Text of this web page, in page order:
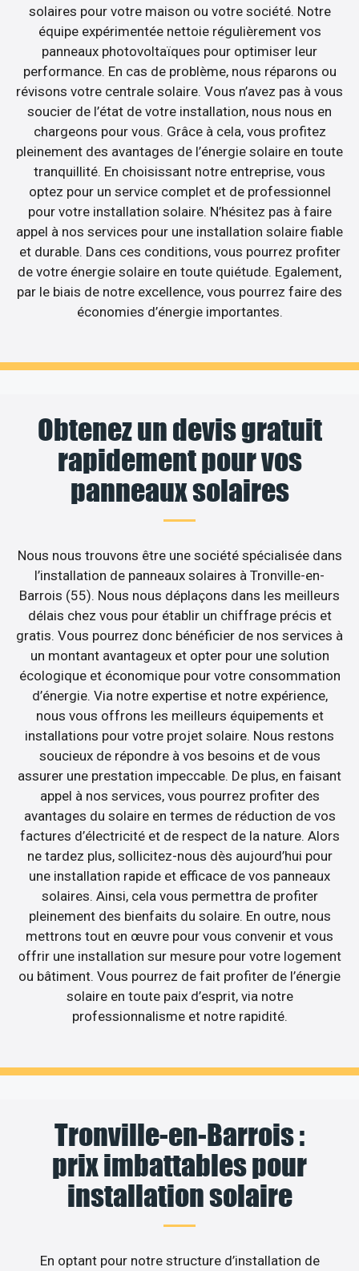
solaires pour votre maison ou votre société. Notre
équipe expérimentée nettoie régulièrement vos
panneaux photovoltaïques pour optimiser leur
performance. En cas de problème, nous réparons ou
révisons votre centrale solaire. Vous n’avez pas à vous
soucier de l’état de votre installation, nous nous en
chargeons pour vous. Grâce à cela, vous profitez
pleinement des avantages de l’énergie solaire en toute
tranquillité. En choisissant notre entreprise, vous
optez pour un service complet et de professionnel
pour votre installation solaire. N’hésitez pas à faire
appel à nos services pour une installation solaire fiable
et durable. Dans ces conditions, vous pourrez profiter
de votre énergie solaire en toute quiétude. Egalement,
par le biais de notre excellence, vous pourrez faire des
économies d’énergie importantes.
Obtenez un devis gratuit
rapidement pour vos
panneaux solaires
Nous nous trouvons être une société spécialisée dans
l’installation de panneaux solaires à Tronville-en-
Barrois (55). Nous nous déplaçons dans les meilleurs
délais chez vous pour établir un chiffrage précis et
gratis. Vous pourrez donc bénéficier de nos services à
un montant avantageux et opter pour une solution
écologique et économique pour votre consommation
d’énergie. Via notre expertise et notre expérience,
nous vous offrons les meilleurs équipements et
installations pour votre projet solaire. Nous restons
soucieux de répondre à vos besoins et de vous
assurer une prestation impeccable. De plus, en faisant
appel à nos services, vous pourrez profiter des
avantages du solaire en termes de réduction de vos
factures d’électricité et de respect de la nature. Alors
ne tardez plus, sollicitez-nous dès aujourd’hui pour
une installation rapide et efficace de vos panneaux
solaires. Ainsi, cela vous permettra de profiter
pleinement des bienfaits du solaire. En outre, nous
mettrons tout en œuvre pour vous convenir et vous
offrir une installation sur mesure pour votre logement
ou bâtiment. Vous pourrez de fait profiter de l’énergie
solaire en toute paix d’esprit, via notre
professionnalisme et notre rapidité.
Tronville-en-Barrois :
prix imbattables pour
installation solaire
En optant pour notre structure d’installation de